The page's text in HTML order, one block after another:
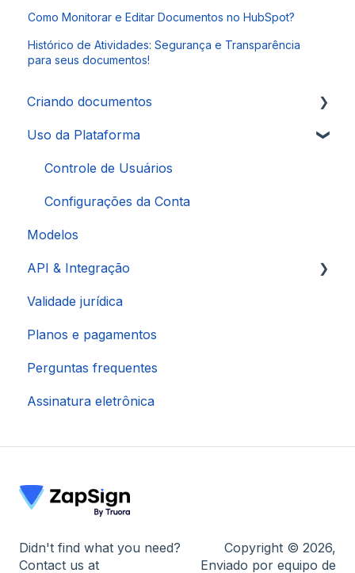
Como Monitorar e Editar Documentos no HubSpot?
Histórico de Atividades: Segurança e Transparência
para seus documentos!
Criando documentos
Autenticações
Signatários
Uso da Plataforma
Controle de Usuários
Configurações da Conta
Modelos
API & Integração
Integração via Pluga
Integração via Make
Integração HubSpot
Integração via Zapier
Validade jurídica
Planos e pagamentos
Perguntas frequentes
Assinatura eletrônica
Didn't find what you need?
Contact us at
Copyright © 2026,
Enviado por equipo de